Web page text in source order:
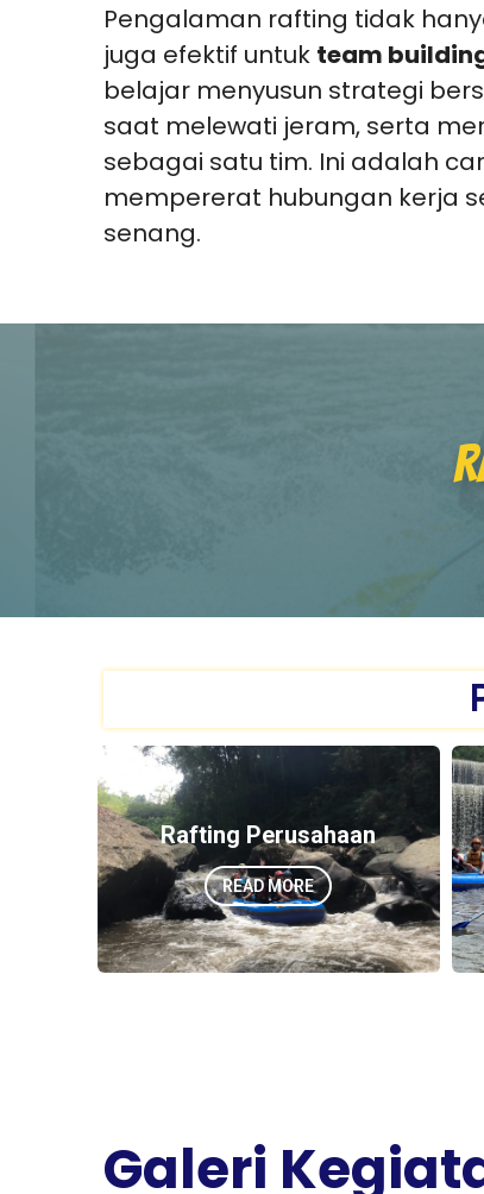
Pengalaman rafting tidak
juga efektif untuk team
belajar menyusun strategi
saat melewati jeram, serta
sebagai satu tim. Ini adalah
mempererat hubungan kerja
senang.
Rafting Perusahaan
READ MORE
Galeri